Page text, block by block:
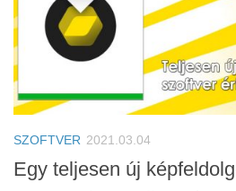
SZOFTVER 2021.03.04
Egy teljesen új